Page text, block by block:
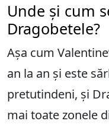
Unde și cum
Dragobetele?
Așa cum
an la an și este
pretutindeni, și
mai toate zonele